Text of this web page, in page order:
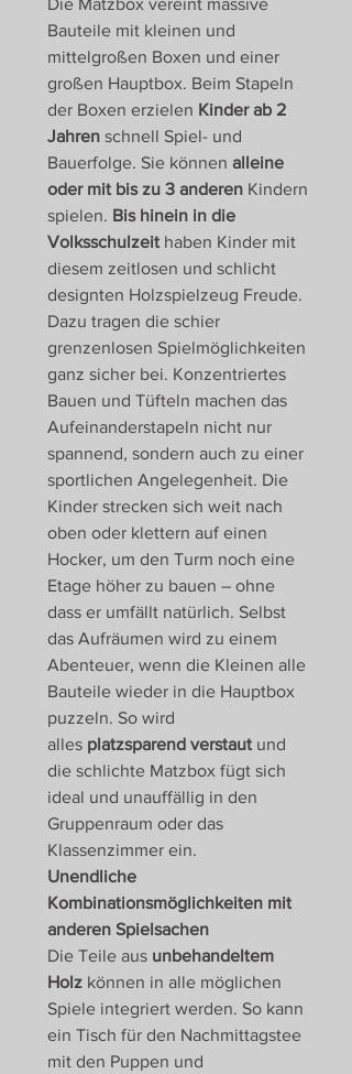
Die Matzbox vereint massive
Bauteile mit kleinen und
mittelgroßen Boxen und einer
großen Hauptbox. Beim Stapeln
der Boxen erzielen Kinder ab 2
Jahren schnell Spiel- und
Bauerfolge. Sie können alleine
oder mit bis zu 3 anderen Kindern
spielen. Bis hinein in die
Volksschulzeit haben Kinder mit
diesem zeitlosen und schlicht
designten Holzspielzeug Freude.
Dazu tragen die schier
grenzenlosen Spielmöglichkeiten
ganz sicher bei. Konzentriertes
Bauen und Tüfteln machen das
Aufeinanderstapeln nicht nur
spannend, sondern auch zu einer
sportlichen Angelegenheit. Die
Kinder strecken sich weit nach
oben oder klettern auf einen
Hocker, um den Turm noch eine
Etage höher zu bauen – ohne
dass er umfällt natürlich. Selbst
das Aufräumen wird zu einem
Abenteuer, wenn die Kleinen alle
Bauteile wieder in die Hauptbox
puzzeln. So wird
alles platzsparend verstaut und
die schlichte Matzbox fügt sich
ideal und unauffällig in den
Gruppenraum oder das
Klassenzimmer ein.
Unendliche
Kombinationsmöglichkeiten mit
anderen Spielsachen
Die Teile aus unbehandeltem
Holz können in alle möglichen
Spiele integriert werden. So kann
ein Tisch für den Nachmittagstee
mit den Puppen und